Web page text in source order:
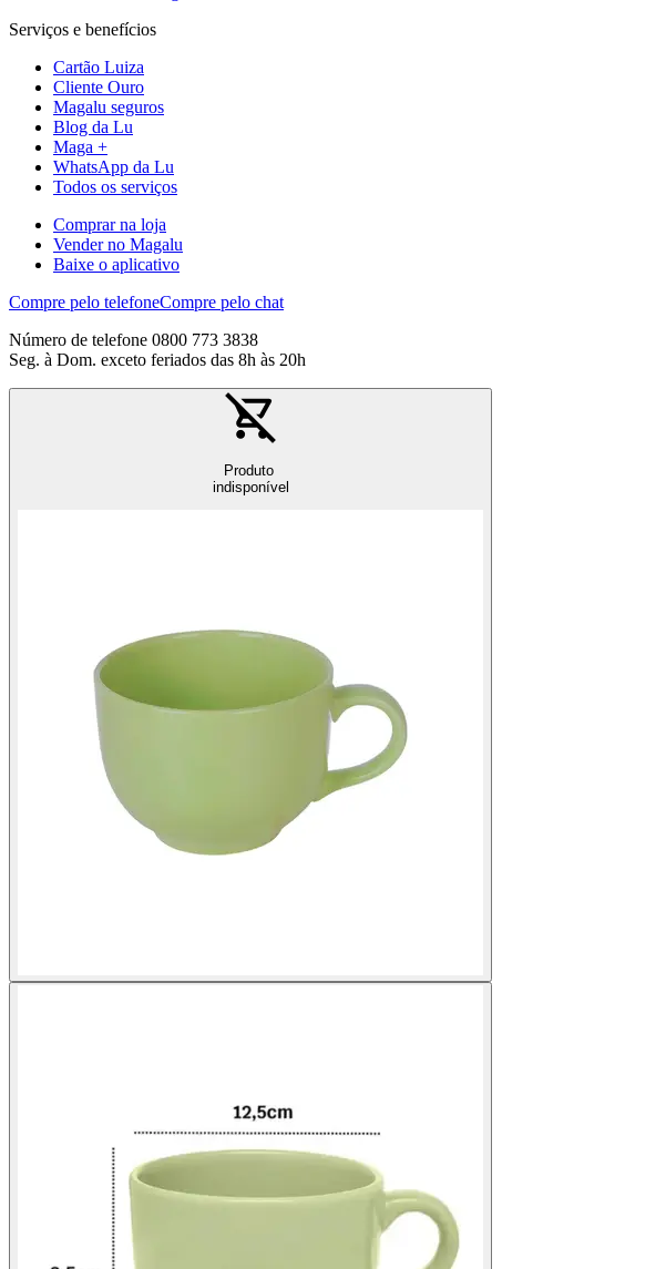
Serviços e benefícios
Cartão Luiza
Cliente Ouro
Magalu seguros
Blog da Lu
Maga +
WhatsApp da Lu
Todos os serviços
Comprar na loja
Vender no Magalu
Baixe o aplicativo
Compre pelo telefoneCompre pelo chat
Número de telefone 0800 773 3838
Seg. à Dom. exceto feriados das 8h às 20h
Produto
indisponível